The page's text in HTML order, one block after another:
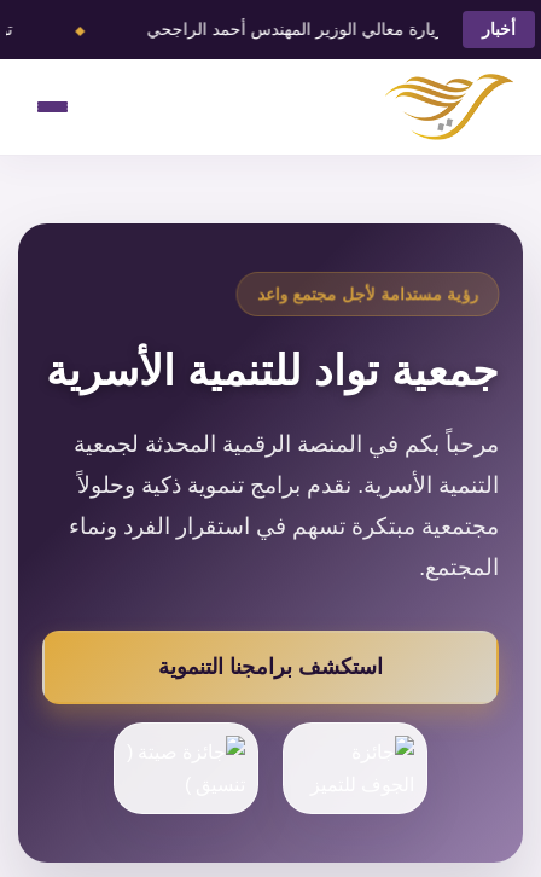
أخبارمعالي الوزير المهندس أحمد الراجحي ⬥ توادَّ تحقق
رؤية مستدامة لأجل مجتمع واعد
جمعية تواد للتنمية الأسرية
مرحباً بكم في المنصة الرقمية المحدثة لجمعية
التنمية الأسرية. نقدم برامج تنموية ذكية وحلولاً
مجتمعية مبتكرة تسهم في استقرار الفرد ونماء
المجتمع.
استكشف برامجنا التنموية